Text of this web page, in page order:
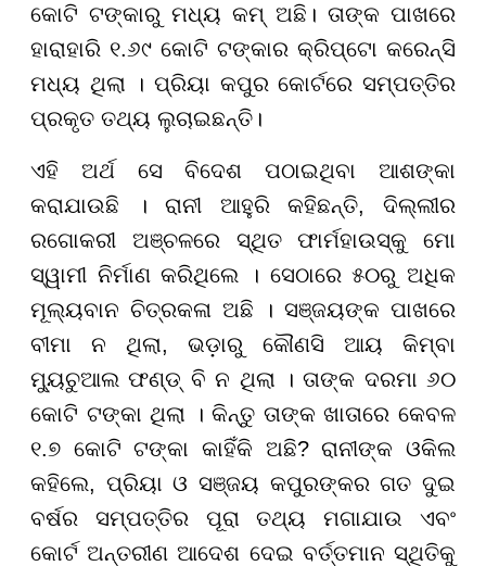
କୋଟି ଟଙ୍କାରୁ ମଧ୍ୟ କମ୍ ଅଛି। ତାଙ୍କ ପାଖରେ
ହାରାହାରି ୧.୬୯ କୋଟି ଟଙ୍କାର କ୍ରିପ୍ଟୋ କରେନ୍ସି
ମଧ୍ୟ ଥିଲା । ପ୍ରିୟା କପୁର କୋର୍ଟରେ ସମ୍ପତ୍ତିର
ପ୍ରକୃତ ତଥ୍ୟ ଲୁଚାଇଛନ୍ତି।
ଏହି ଅର୍ଥ ସେ ବିଦେଶ ପଠାଇଥିବା ଆଶଙ୍କା
କରାଯାଉଛି । ରାନୀ ଆହୁରି କହିଛନ୍ତି, ଦିଲ୍ଲୀର
ରଗୋକରୀ ଅଞ୍ଚଳରେ ସ୍ଥିତ ଫାର୍ମହାଉସ୍କୁ ମୋ
ସ୍ୱାମୀ ନିର୍ମାଣ କରିଥିଲେ । ସେଠାରେ ୫୦ରୁ ଅଧିକ
ମୂଲ୍ୟବାନ ଚିତ୍ରକଳା ଅଛି । ସଞ୍ଜୟଙ୍କ ପାଖରେ
ବୀମା ନ ଥିଲା, ଭଡ଼ାରୁ କୌଣସି ଆୟ କିମ୍ବା
ମ୍ୟୁଚୁଆଲ ଫଣ୍ଡ୍ ବି ନ ଥିଲା । ତାଙ୍କ ଦରମା ୬୦
କୋଟି ଟଙ୍କା ଥିଲା । କିନ୍ତୁ ତାଙ୍କ ଖାତାରେ କେବଳ
୧.୭ କୋଟି ଟଙ୍କା କାହିଁକି ଅଛି? ରାନୀଙ୍କ ଓକିଲ
କହିଲେ, ପ୍ରିୟା ଓ ସଞ୍ଜୟ କପୁରଙ୍କର ଗତ ଦୁଇ
ବର୍ଷର ସମ୍ପତ୍ତିର ପୂରା ତଥ୍ୟ ମଗାଯାଉ ଏବଂ
କୋର୍ଟ ଅନ୍ତରୀଣ ଆଦେଶ ଦେଇ ବର୍ତ୍ତମାନ ସ୍ଥିତିକୁ